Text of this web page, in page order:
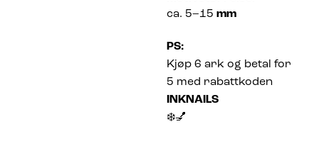
ca. 5–15 mm
PS:
Kjøp 6 ark og betal for
5 med rabattkoden
INKNAILS
❄️💅